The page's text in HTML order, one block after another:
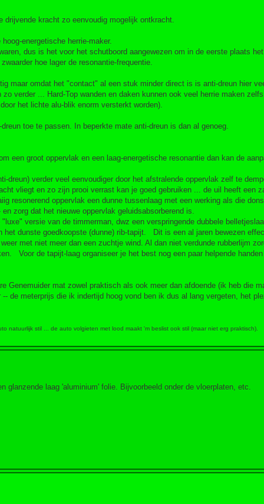
kracht zo eenvoudig mogelijk ontkracht.
energetische herrie-maker.
dus is het voor het schutboord aangewezen om in de eerste plaats
hoe lager de resonantie-frequentie.
maar omdat het "contact" al een stuk minder direct is is anti-dreun hier
verder ... Hard-Top wanden en daken kunnen ook veel herrie maken
het lichte alu-blik enorm versterkt worden).
toe te passen. In beperkte mate anti-dreun is dan al genoeg.
een groot oppervlak en een laag-energetische resonantie dan kan de
dreun) verder veel eenvoudiger door het afstralende oppervlak zelf te
vliegt en zo zijn prooi verrast kan je goed gebruiken ... de uil heeft een
resonerend oppervlak een dunne tussenlaag met een werking als die
zorg dat het nieuwe oppervlak geluidsabsorberend is.
versie van de timmerman, dwz een verspringende dubbele
het dunste goedkoopste (dunne) rib-tapijt. Dit is een al jaren bewezen
met niet meer dan een zuchtje wind. Al dan niet verdunde rubberlijm
Voor de tapijt-laag organiseer je het best nog een paar helpende
Genemuider mat zowel praktisch als ook meer dan afdoende (ik heb die
de meterprijs die ik indertijd hoog vond ben ik dus al lang vergeten, het
natuurlijk stil ... de auto volgieten met lood maakt 'm beslist ook stil (maar niet erg praktisch).
glanzende laag 'aluminium' folie. Bijvoorbeeld onder de vloerplaten, etc.